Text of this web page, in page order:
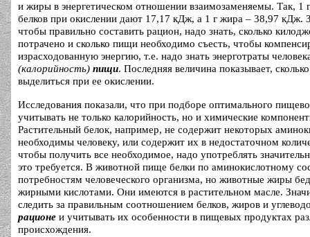
и жиры в энергетическом отношении взаимозаменяемы. Так, 1
белков при окислении дают 17,17 кДж, а 1 г жира – 38,97 кДж.
чтобы правильно составить рацион, надо знать, сколько
потрачено и сколько пищи необходимо съесть, чтобы
израсходованную энергию, т.е. надо знать энерготраты
(калорийность) пищи. Последняя величина показывает,
выделиться при ее окислении.
Исследования показали, что при подборе оптимального
учитывать не только калорийность, но и химические
Растительный белок, например, не содержит некоторых
необходимы человеку, или содержит их в недостаточном
чтобы получить все необходимое, надо употреблять
это требуется. В животной пище белки по аминокислотному
потребностям человеческого организма, но животные жиры
жирными кислотами. Они имеются в растительном масле.
следить за правильным соотношением белков, жиров и
рационе и учитывать их особенности в пищевых продуктах
происхождения.